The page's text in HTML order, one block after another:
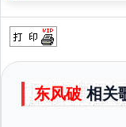
东风破相关